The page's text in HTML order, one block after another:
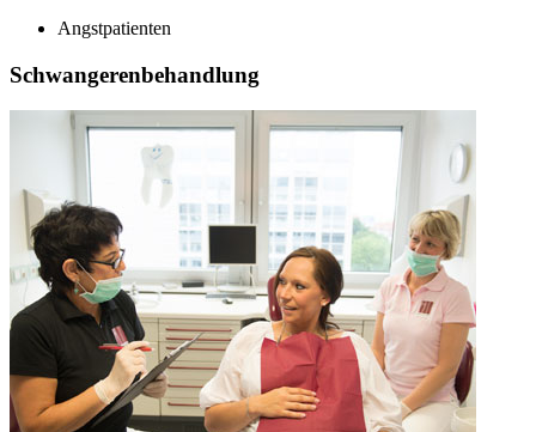
Angstpatienten
Schwangerenbehandlung